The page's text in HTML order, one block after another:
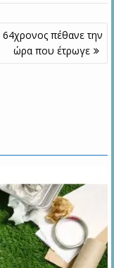
64χρονος πέθανε την
ώρα που έτρωγε